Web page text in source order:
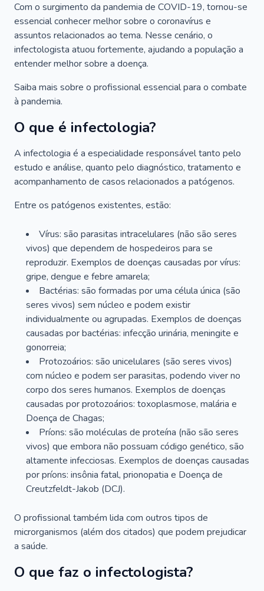
Com o surgimento da pandemia de COVID-19, tornou-se
essencial conhecer melhor sobre o coronavírus e
assuntos relacionados ao tema. Nesse cenário, o
infectologista atuou fortemente, ajudando a população a
entender melhor sobre a doença.
Saiba mais sobre o profissional essencial para o combate
à pandemia.
O que é infectologia?
A infectologia é a especialidade responsável tanto pelo
estudo e análise, quanto pelo diagnóstico, tratamento e
acompanhamento de casos relacionados a patógenos.
Entre os patógenos existentes, estão:
Vírus: são parasitas intracelulares (não são seres
vivos) que dependem de hospedeiros para se
reproduzir. Exemplos de doenças causadas por vírus:
gripe, dengue e febre amarela;
Bactérias: são formadas por uma célula única (são
seres vivos) sem núcleo e podem existir
individualmente ou agrupadas. Exemplos de doenças
causadas por bactérias: infecção urinária, meningite e
gonorreia;
Protozoários: são unicelulares (são seres vivos)
com núcleo e podem ser parasitas, podendo viver no
corpo dos seres humanos. Exemplos de doenças
causadas por protozoários: toxoplasmose, malária e
Doença de Chagas;
Príons: são moléculas de proteína (não são seres
vivos) que embora não possuam código genético, são
altamente infecciosas. Exemplos de doenças causadas
por príons: insônia fatal, prionopatia e Doença de
Creutzfeldt-Jakob (DCJ).
O profissional também lida com outros tipos de
microrganismos (além dos citados) que podem prejudicar
a saúde.
O que faz o infectologista?